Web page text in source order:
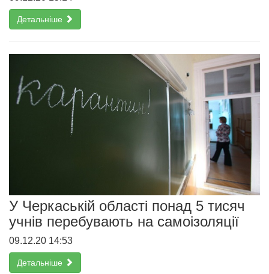
Детальніше
У Черкаській області понад 5 тисяч
учнів перебувають на самоізоляції
09.12.20 14:53
Детальніше